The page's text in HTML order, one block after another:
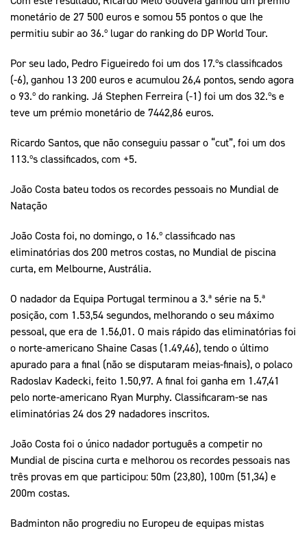
monetário de 27 500 euros e somou 55 pontos o que lhe
permitiu subir ao 36.º lugar do ranking do DP World Tour.
Por seu lado, Pedro Figueiredo foi um dos 17.ºs classificados
(-6), ganhou 13 200 euros e acumulou 26,4 pontos, sendo agora
o 93.º do ranking. Já Stephen Ferreira (-1) foi um dos 32.ºs e
teve um prémio monetário de 7442,86 euros.
Ricardo Santos, que não conseguiu passar o “cut”, foi um dos
113.ºs classificados, com +5.
João Costa bateu todos os recordes pessoais no Mundial de
Natação
João Costa foi, no domingo, o 16.º classificado nas
eliminatórias dos 200 metros costas, no Mundial de piscina
curta, em Melbourne, Austrália.
O nadador da Equipa Portugal terminou a 3.ª série na 5.ª
posição, com 1.53,54 segundos, melhorando o seu máximo
pessoal, que era de 1.56,01. O mais rápido das eliminatórias foi
o norte-americano Shaine Casas (1.49,46), tendo o último
apurado para a final (não se disputaram meias-finais), o polaco
Radoslav Kadecki, feito 1.50,97. A final foi ganha em 1.47,41
pelo norte-americano Ryan Murphy. Classificaram-se nas
eliminatórias 24 dos 29 nadadores inscritos.
João Costa foi o único nadador português a competir no
Mundial de piscina curta e melhorou os recordes pessoais nas
três provas em que participou: 50m (23,80), 100m (51,34) e
200m costas.
Badminton não progrediu no Europeu de equipas mistas